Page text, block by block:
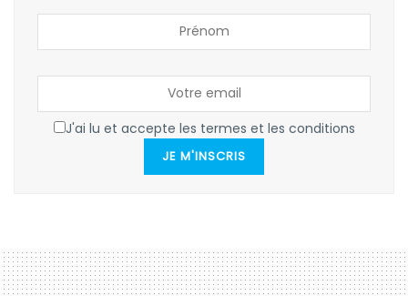
J'ai lu et accepte les termes et les conditions
JE M'INSCRIS